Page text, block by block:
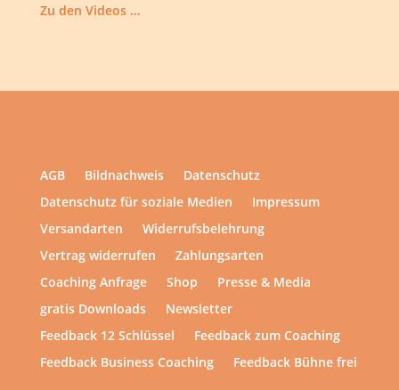
Zu den Videos …
AGB Bildnachweis
Datenschutz
Datenschutz für soziale Medien
Impressum
Versandarten
Widerrufsbelehrung
Vertrag widerrufen
Zahlungsarten
Coaching Anfrage
Shop
Presse & Media
gratis Downloads
Newsletter
Feedback 12 Schlüssel
Feedback zum Coaching
Feedback Business Coaching
Feedback Bühne frei